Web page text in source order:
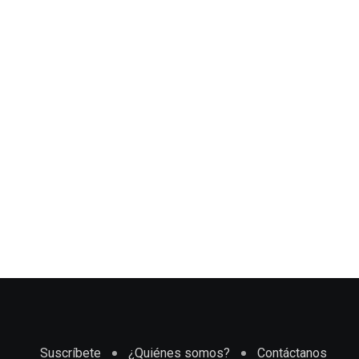
Suscríbete ¿Quiénes somos? Contáctanos